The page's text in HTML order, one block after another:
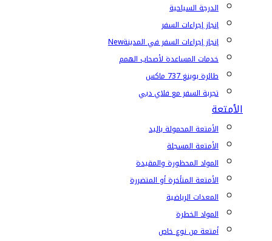
الدرجة السياحية
إنجاز إجراءات السفر
إنجاز إجراءات السفر في المدينةNew
خدمات المساعدة لأصحاب الهمم
طائرة بوينغ 737 ماكس
تجربة السفر مع فلاي دبي
الأمتعة
الأمتعة المحمولة باليد
الأمتعة المسجلة
المواد المحظورة والمقيدة
الأمتعة المتأخرة أو المتضررة
المعدات الرياضية
المواد الخطرة
أمتعة من نوع خاص